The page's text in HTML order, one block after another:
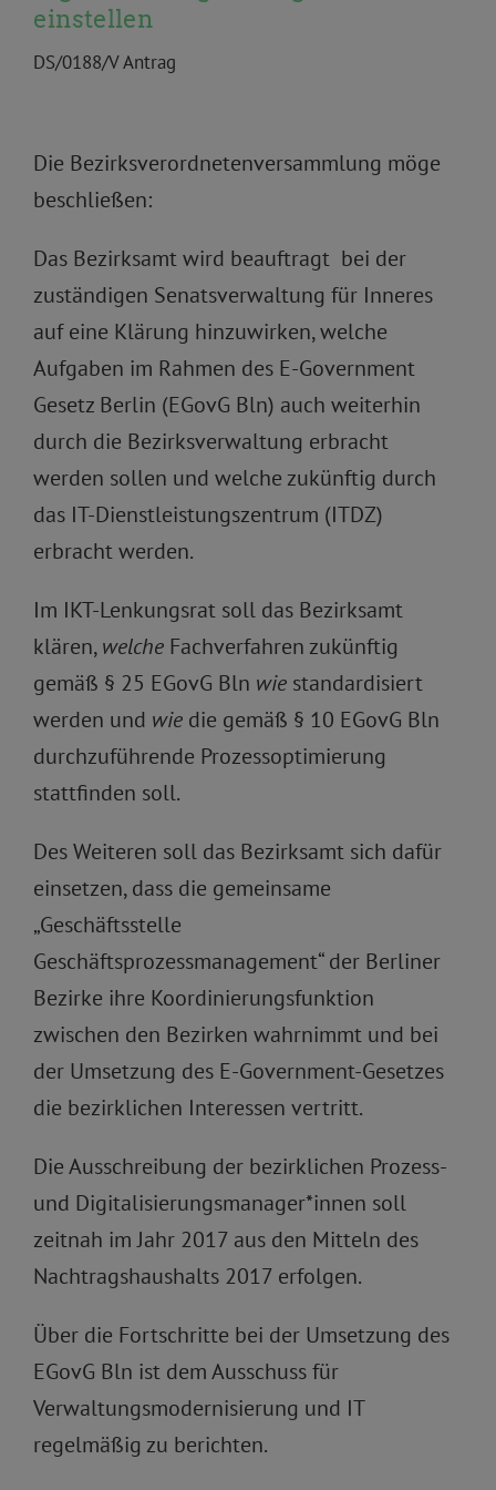
einstellen
DS/0188/V Antrag
Die Bezirksverordnetenversammlung möge
beschließen:
Das Bezirksamt wird beauftragt bei der
zuständigen Senatsverwaltung für Inneres
auf eine Klärung hinzuwirken, welche
Aufgaben im Rahmen des E-Government
Gesetz Berlin (EGovG Bln) auch weiterhin
durch die Bezirksverwaltung erbracht
werden sollen und welche zukünftig durch
das IT-Dienstleistungszentrum (ITDZ)
erbracht werden.
Im IKT-Lenkungsrat soll das Bezirksamt
klären,welche Fachverfahren zukünftig
gemäß § 25 EGovG Bln wie standardisiert
werden und wie die gemäß § 10 EGovG Bln
durchzuführende Prozessoptimierung
stattfinden soll.
Des Weiteren soll das Bezirksamt sich dafür
einsetzen, dass die gemeinsame
„Geschäftsstelle
Geschäftsprozessmanagement“ der Berliner
Bezirke ihre Koordinierungsfunktion
zwischen den Bezirken wahrnimmt und bei
der Umsetzung des E-Government-Gesetzes
die bezirklichen Interessen vertritt.
Die Ausschreibung der bezirklichen Prozess-
und Digitalisierungsmanager*innen soll
zeitnah im Jahr 2017 aus den Mitteln des
Nachtragshaushalts 2017 erfolgen.
Über die Fortschritte bei der Umsetzung des
EGovG Bln ist dem Ausschuss für
Verwaltungsmodernisierung und IT
regelmäßig zu berichten.